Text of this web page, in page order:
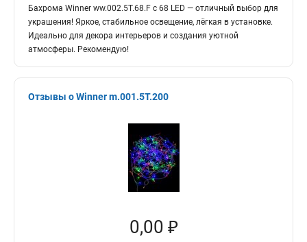
Бахрома Winner ww.002.5Т.68.F с 68 LED — отличный выбор для
украшения! Яркое, стабильное освещение, лёгкая в установке.
Идеально для декора интерьеров и создания уютной
атмосферы. Рекомендую!
Отзывы о Winner m.001.5T.200
0,00 ₽